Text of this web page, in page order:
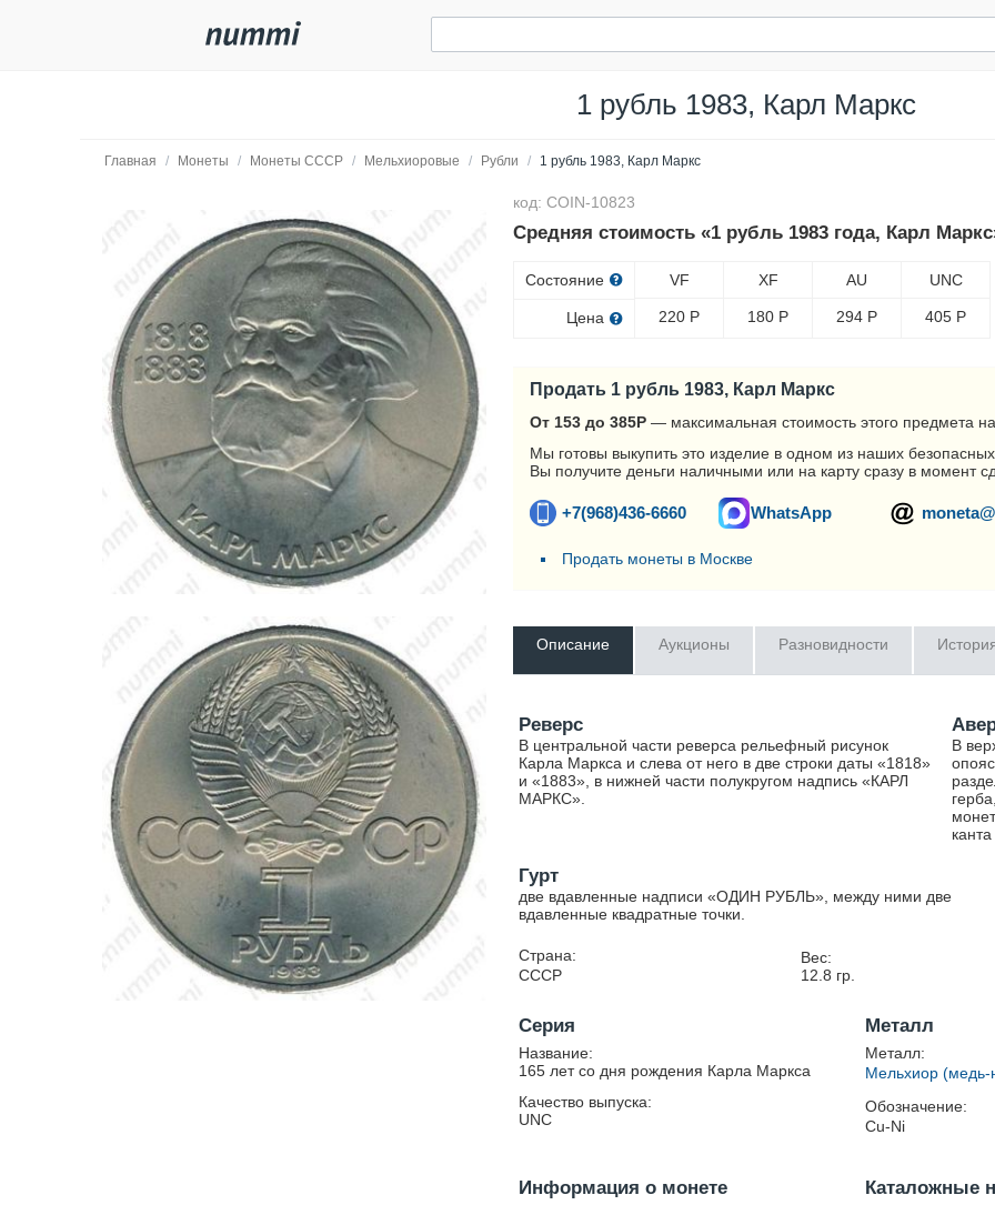
1 рубль 1983, Карл Маркс
Главная / Монеты / Монеты СССР / Мельхиоровые / Рубли / 1 рубль 1983, Карл Маркс
код: COIN-10823
Средняя стоимость «1 рубль 1983 года, Карл
Состояние
Цена
VF
220 Р
XF
180 Р
AU
294 Р
UNC
405 Р
Продать 1 рубль 1983, Карл Маркс
От 153 до 385Р — максимальная стоимость этого предмета
Мы готовы выкупить это изделие в одном из наших
Вы получите деньги наличными или на карту сразу в момент
+7(968)436-6660 WhatsApp
Продать монеты в Москве
Описание Аукционы Разновидности
Реверс
В центральной части реверса рельефный рисунок
Карла Маркса и слева от него в две строки даты «1818»
и «1883», в нижней части полукругом надпись «КАРЛ
МАРКС».
В
Гурт
две вдавленные надписи «ОДИН РУБЛЬ», между ними две
вдавленные квадратные точки.
Страна:
СССР
Вес:
12.8 гр.
Серия
Название:
165 лет со дня рождения Карла Маркса
Качество выпуска:
UNC
Металл
Металл:
Мельхиор (медь-
Обозначение:
Cu-Ni
Информация о монете Каталожные